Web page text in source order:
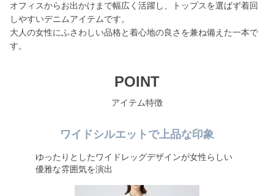
オフィスからお出かけまで幅広く活躍し、トップスを選ばず着回
しやすいデニムアイテムです。
大人の女性にふさわしい品格と着心地の良さを兼ね備えた一本で
す。
POINT
アイテム特徴
ワイドシルエットで上品な印象
ゆったりとしたワイドレッグデザインが女性らしい
優雅な雰囲気を演出